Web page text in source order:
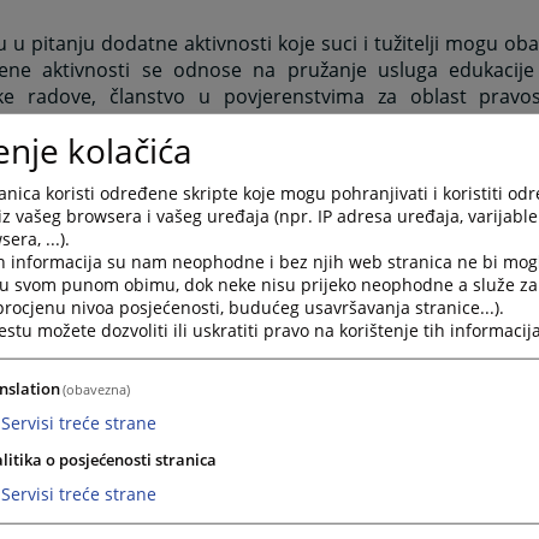
u pitanju dodatne aktivnosti koje suci i tužitelji mogu
aktivnosti se odnose na pružanje usluga
radove, članstvo u povjerenstvima za oblast
pravosudnog ispita i sl.
o etici i etičkim kodeksima sudaca i tužitelja
ili pratećim dokumentima:
sudijske etike - integralni tekst
tužiteljske etike - integralni tekst
postavljena pitanja i odgovori VSTV BIH u oblasti
odgovora VSTV BIH u oblasti etike i integriteta NPF
analiza - Instrumenat za praćenje
sukoba interesa u pravosuđu za 2021. godinu
istupi nositelja pravosudne funkcije i korištenje
kolačića
koristi određene skripte koje mogu pohranjivati i koristiti
vašeg browsera i vašeg uređaja (npr. IP adresa uređaja,
...).
informacija su nam neophodne i bez njih web stranica ne bi
svom punom obimu, dok neke nisu prijeko neophodne a služe
nivoa posjećenosti, budućeg usavršavanja stranice...).
možete dozvoliti ili uskratiti pravo na korištenje tih
(obavezna)
Servisi treće strane
o posjećenosti stranica
Servisi treće strane